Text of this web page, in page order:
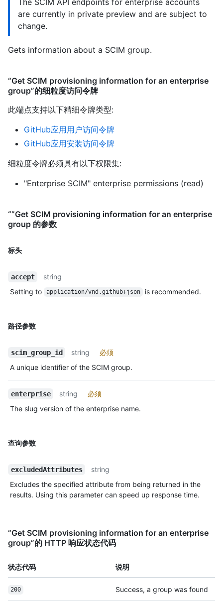
are currently in private preview and are subject to
change.
Gets information about a SCIM group.
“Get SCIM provisioning information for an enterprise
group”的细粒度访问令牌
此端点支持以下精细令牌类型:
GitHub应用用户访问令牌
GitHub应用安装访问令牌
细粒度令牌必须具有以下权限集:
"Enterprise SCIM" enterprise permissions (read)
“”Get SCIM provisioning information for an enterprise
group 的参数
标头
accept
string
Setting to
application/vnd.github+json is recommended.
路径参数
scim_group_id string
必须
A unique identifier of the SCIM group.
enterprise string
必须
The slug version of the enterprise name.
查询参数
excludedAttributes
string
Excludes the specified attribute from being returned in the
results. Using this parameter can speed up response time.
“Get SCIM provisioning information for an enterprise
group”的 HTTP 响应状态代码
状态代码 说明
200 Success, a group was found